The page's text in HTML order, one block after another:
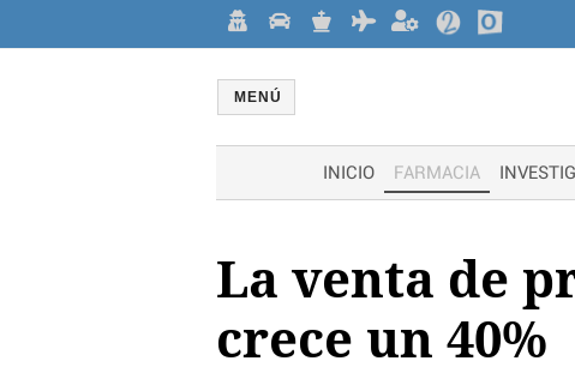
MENÚ
INICIO FARMACIA
La venta de
crece un 40%